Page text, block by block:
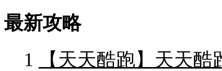
最新攻略
1
【天天酷跑】天天